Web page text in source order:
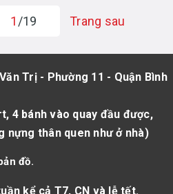
1 /19 Trang sau
Trị - Phường 11 - Quận Bình
4 bánh vào quay đầu được,
nựng thân quen như ở nhà)
đồ.
kể cả T7, CN và lễ tết.